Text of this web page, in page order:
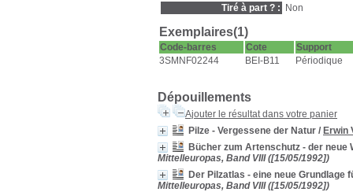
Tiré à part ? :
Non
Exemplaires(1)
Code-barres Cote
Support
3SMNF02244
BEI-B11 Périodique
Dépouillements
Ajouter le résultat dans votre panier
Pilze - Vergessene der Natur / Erwin
Bücher zum Artenschutz - der neue
Mittelleuropas, Band VIII ([15/05/1992])
Der Pilzatlas - eine neue Grundlage
Mittelleuropas, Band VIII ([15/05/1992])